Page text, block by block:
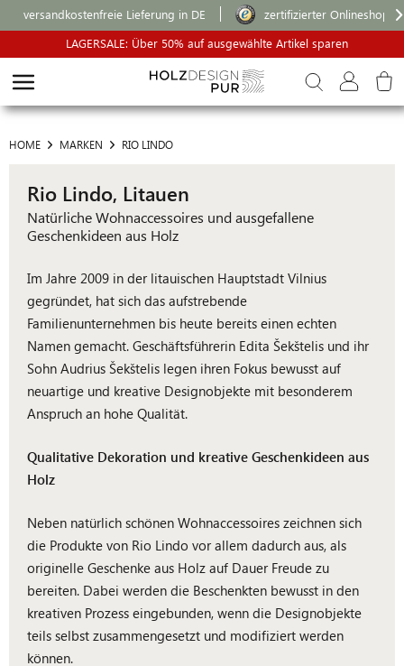
versandkostenfreie Lieferung in DE
zertifizierter Onlineshop
LAGERSALE: Über 50% auf ausgewählte Artikel sparen
HOME MARKEN RIO LINDO
Rio Lindo, Litauen
Natürliche Wohnaccessoires und ausgefallene
Geschenkideen aus Holz
Im Jahre 2009 in der litauischen Hauptstadt Vilnius
gegründet, hat sich das aufstrebende
Familienunternehmen bis heute bereits einen echten
Namen gemacht. Geschäftsführerin Edita Šekštelis und ihr
Sohn Audrius Šekštelis legen ihren Fokus bewusst auf
neuartige und kreative Designobjekte mit besonderem
Anspruch an hohe Qualität.
Qualitative Dekoration und kreative Geschenkideen aus
Holz
Neben natürlich schönen Wohnaccessoires zeichnen sich
die Produkte von Rio Lindo vor allem dadurch aus, als
originelle Geschenke aus Holz auf Dauer Freude zu
bereiten. Dabei werden die Beschenkten bewusst in den
kreativen Prozess eingebunden, wenn die Designobjekte
teils selbst zusammengesetzt und modifiziert werden
können.